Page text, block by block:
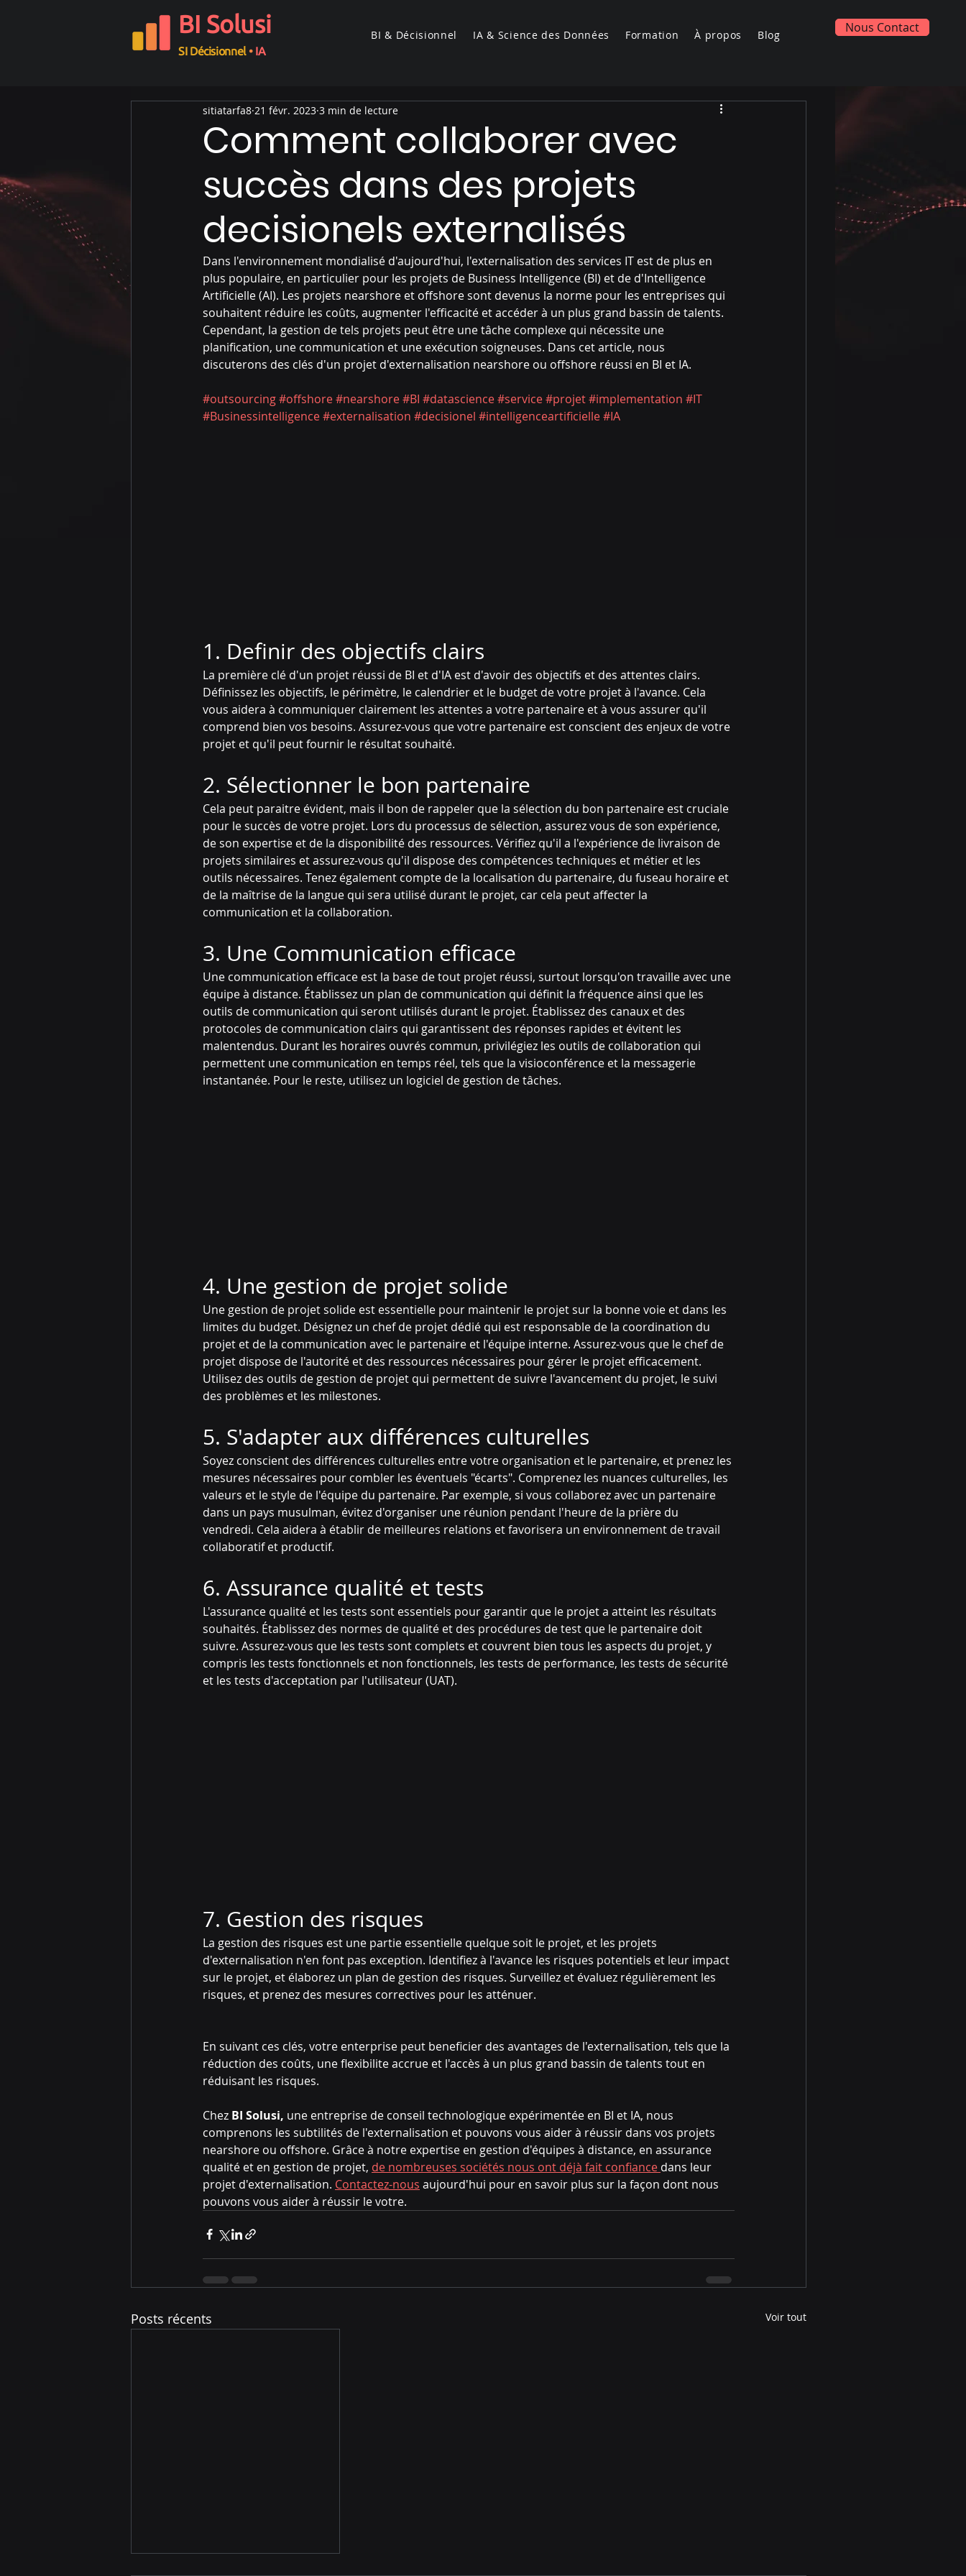
BI Solusi
SI Décisionnel • IA
BI & Décisionnel IA & Science des Données Formation À propos Blog Nous Contact
Comment collaborer avec
succès dans des projets
decisionels externalisés
sitiatarfa8 21 févr. 2023 3 min de lecture
Dans l'environnement mondialisé d'aujourd'hui, l'externalisation des services IT est de plus en
plus populaire, en particulier pour les projets de Business Intelligence (BI) et de d'Intelligence
Artificielle (AI). Les projets nearshore et offshore sont devenus la norme pour les entreprises qui
souhaitent réduire les coûts, augmenter l'efficacité et accéder à un plus grand bassin de talents.
Cependant, la gestion de tels projets peut être une tâche complexe qui nécessite une
planification, une communication et une exécution soigneuses. Dans cet article, nous
discuterons des clés d'un projet d'externalisation nearshore ou offshore réussi en BI et IA.
#outsourcing#offshore#nearshore#BI #datascience#service#projet#implementation #IT
#Businessintelligence#externalisation #decisionel #intelligenceartificielle#IA
1. Definir des objectifs clairs
La première clé d'un projet réussi de BI et d'IA est d'avoir des objectifs et des attentes clairs.
Définissez les objectifs, le périmètre, le calendrier et le budget de votre projet à l'avance. Cela
vous aidera à communiquer clairement les attentes a votre partenaire et à vous assurer qu'il
comprend bien vos besoins. Assurez-vous que votre partenaire est conscient des enjeux de votre
projet et qu'il peut fournir le résultat souhaité.
2. Sélectionner le bon partenaire
Cela peut paraitre évident, mais il bon de rappeler que la sélection du bon partenaire est cruciale
pour le succès de votre projet. Lors du processus de sélection, assurez vous de son expérience,
de son expertise et de la disponibilité des ressources. Vérifiez qu'il a l'expérience de livraison de
projets similaires et assurez-vous qu'il dispose des compétences techniques et métier et les
outils nécessaires. Tenez également compte de la localisation du partenaire, du fuseau horaire et
de la maîtrise de la langue qui sera utilisé durant le projet, car cela peut affecter la
communication et la collaboration.
3. Une Communication efficace
Une communication efficace est la base de tout projet réussi, surtout lorsqu'on travaille avec une
équipe à distance. Établissez un plan de communication qui définit la fréquence ainsi que les
outils de communication qui seront utilisés durant le projet. Établissez des canaux et des
protocoles de communication clairs qui garantissent des réponses rapides et évitent les
malentendus. Durant les horaires ouvrés commun, privilégiez les outils de collaboration qui
permettent une communication en temps réel, tels que la visioconférence et la messagerie
instantanée. Pour le reste, utilisez un logiciel de gestion de tâches.
4. Une gestion de projet solide
Une gestion de projet solide est essentielle pour maintenir le projet sur la bonne voie et dans les
limites du budget. Désignez un chef de projet dédié qui est responsable de la coordination du
projet et de la communication avec le partenaire et l'équipe interne. Assurez-vous que le chef de
projet dispose de l'autorité et des ressources nécessaires pour gérer le projet efficacement.
Utilisez des outils de gestion de projet qui permettent de suivre l'avancement du projet, le suivi
des problèmes et les milestones.
5. S'adapter aux différences culturelles
Soyez conscient des différences culturelles entre votre organisation et le partenaire, et prenez les
mesures nécessaires pour combler les éventuels "écarts". Comprenez les nuances culturelles, les
valeurs et le style de l'équipe du partenaire. Par exemple, si vous collaborez avec un partenaire
dans un pays musulman, évitez d'organiser une réunion pendant l'heure de la prière du
vendredi. Cela aidera à établir de meilleures relations et favorisera un environnement de travail
collaboratif et productif.
6. Assurance qualité et tests
L'assurance qualité et les tests sont essentiels pour garantir que le projet a atteint les résultats
souhaités. Établissez des normes de qualité et des procédures de test que le partenaire doit
suivre. Assurez-vous que les tests sont complets et couvrent bien tous les aspects du projet, y
compris les tests fonctionnels et non fonctionnels, les tests de performance, les tests de sécurité
et les tests d'acceptation par l'utilisateur (UAT).
7. Gestion des risques
La gestion des risques est une partie essentielle quelque soit le projet, et les projets
d'externalisation n'en font pas exception. Identifiez à l'avance les risques potentiels et leur impact
sur le projet, et élaborez un plan de gestion des risques. Surveillez et évaluez régulièrement les
risques, et prenez des mesures correctives pour les atténuer.
En suivant ces clés, votre enterprise peut beneficier des avantages de l'externalisation, tels que la
réduction des coûts, une flexibilite accrue et l'accès à un plus grand bassin de talents tout en
réduisant les risques.
Chez BI Solusi, une entreprise de conseil technologique expérimentée en BI et IA, nous
comprenons les subtilités de l'externalisation et pouvons vous aider à réussir dans vos projets
nearshore ou offshore. Grâce à notre expertise en gestion d'équipes à distance, en assurance
qualité et en gestion de projet, de nombreuses sociétés nous ont déjà fait confiance dans leur
projet d'externalisation. Contactez-nous aujourd'hui pour en savoir plus sur la façon dont nous
pouvons vous aider à réussir le votre.
Posts récents Voir tout